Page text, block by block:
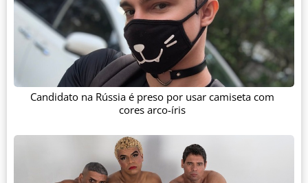
Candidato na Rússia é preso por usar camiseta com
cores arco-íris